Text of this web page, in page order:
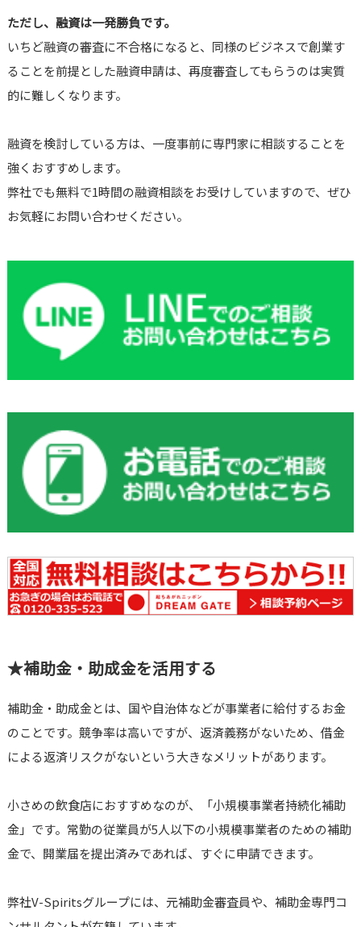
ただし、融資は一発勝負です。
いちど融資の審査に不合格になると、同様のビジネスで創業す
ることを前提とした融資申請は、再度審査してもらうのは実質
的に難しくなります。
融資を検討している方は、一度事前に専門家に相談することを
強くおすすめします。
弊社でも無料で1時間の融資相談をお受けしていますので、ぜひ
お気軽にお問い合わせください。
★補助金・助成金を活用する
補助金・助成金とは、国や自治体などが事業者に給付するお金
のことです。競争率は高いですが、返済義務がないため、借金
による返済リスクがないという大きなメリットがあります。
小さめの飲食店におすすめなのが、「小規模事業者持続化補助
金」です。常勤の従業員が5人以下の小規模事業者のための補助
金で、開業届を提出済みであれば、すぐに申請できます。
弊社V-Spiritsグループには、元補助金審査員や、補助金専門コ